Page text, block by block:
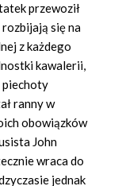
przewoził
się na
z każdego
kawalerii,
piechoty
ranny w
obowiązków
John
wraca do
jednak